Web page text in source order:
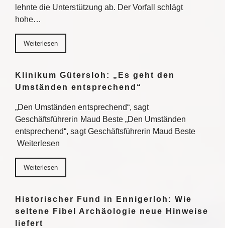
lehnte die Unterstützung ab. Der Vorfall schlägt
hohe…
Weiterlesen
Klinikum Gütersloh: „Es geht den
Umständen entsprechend“
„Den Umständen entsprechend“, sagt
Geschäftsführerin Maud Beste „Den Umständen
entsprechend“, sagt Geschäftsführerin Maud Beste
Weiterlesen
Weiterlesen
Historischer Fund in Ennigerloh: Wie
seltene Fibel Archäologie neue Hinweise
liefert